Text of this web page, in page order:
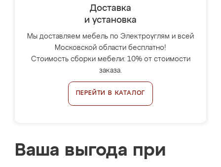
Доставка
и установка
Мы доставляем мебель по Электроуглям и всей
Московской области бесплатно!
Стоимость сборки мебели: 10% от стоимости
заказа.
ПЕРЕЙТИ В КАТАЛОГ
Ваша выгода при